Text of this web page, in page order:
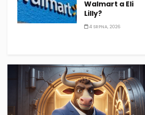
Walmart a Eli
Lilly?
4 SRPNA, 2026